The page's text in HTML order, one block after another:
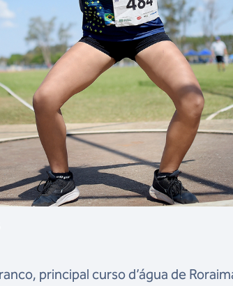
principal curso d’água de